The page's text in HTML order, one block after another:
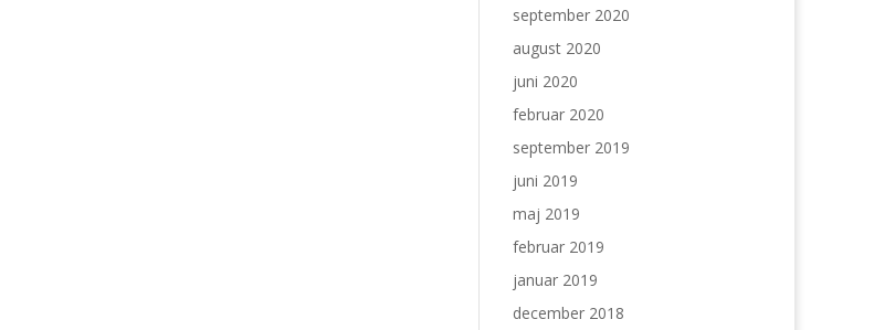
september 2020
august 2020
juni 2020
februar 2020
september 2019
juni 2019
maj 2019
februar 2019
januar 2019
december 2018